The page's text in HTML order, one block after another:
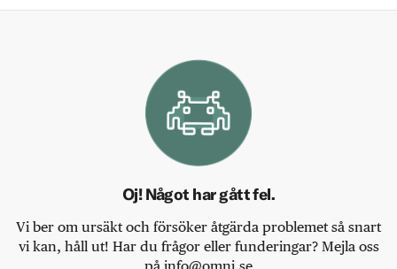
Oj! Något har gått fel.
Vi ber om ursäkt och försöker åtgärda problemet så snart
vi kan, håll ut! Har du frågor eller funderingar? Mejla oss